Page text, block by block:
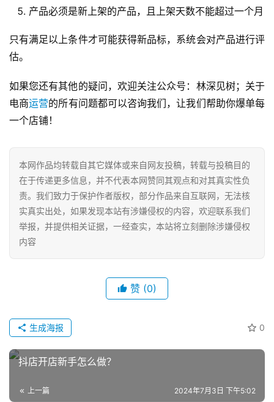
网
运
产品必须是新上架的产品，且上架天数不能超过一个月
只有满足以上条件才可能获得新品标，系统会对产品进行评
估。
如果您还有其他的疑问，欢迎关注公众号：林深见树；关于
电商运营的所有问题都可以咨询我们，让我们帮助你爆单每
一个店铺！
本网作品均转载自其它媒体或来自网友投稿，转载与投稿目的
在于传递更多信息，并不代表本网赞同其观点和对其真实性负
责。我们致力于保护作者版权，部分作品来自互联网，无法核
实真实出处，如果发现本站有涉嫌侵权的内容，欢迎联系我们
举报，并提供相关证据，一经查实，本站将立刻删除涉嫌侵权
内容
赞 (0)
0
生成海报
抖店开店新手怎么做？
上一篇 2024年7月3日 下午5:02